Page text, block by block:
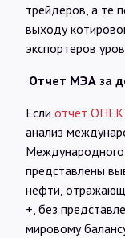
трейдеров, а те
выходу
экспортеров
Отчет МЭА за
Если отчет ОПЕК
анализ
Международного
представлены
нефти,
+, без
мировому